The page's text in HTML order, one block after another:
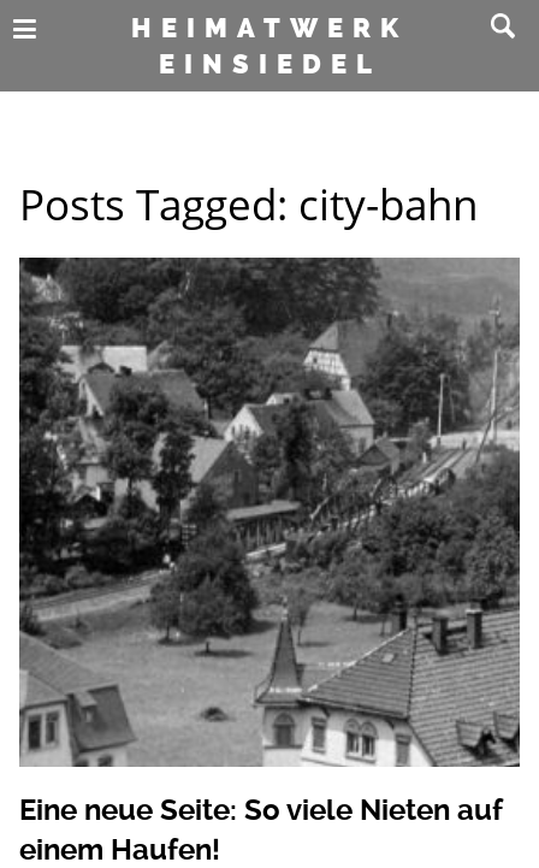
HEIMATWERK
EINSIEDEL
Posts Tagged: city-bahn
Eine neue Seite: So viele Nieten auf
einem Haufen!